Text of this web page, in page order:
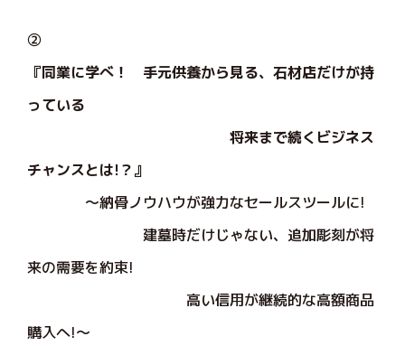
②
『同業に学べ！ 手元供養から見る、石材店だけが持
っている
将来まで続くビジネス
チャンスとは!？』
～納骨ノウハウが強力なセールスツールに!
建墓時だけじゃない、追加彫刻が将
来の需要を約束!
高い信用が継続的な高額商品
購入へ!～